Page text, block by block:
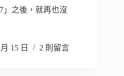
」之後，就再也沒
15 日 2 則留言